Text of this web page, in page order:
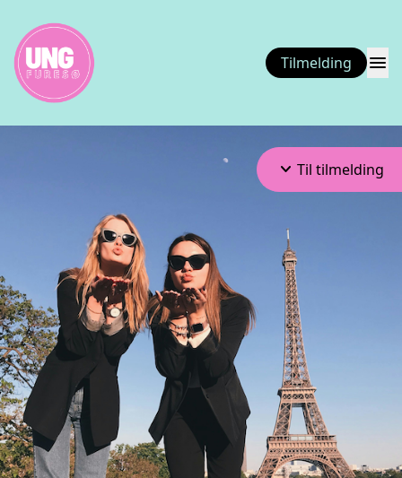
Tilmelding menu
keyboard_arrow_down Til tilmelding